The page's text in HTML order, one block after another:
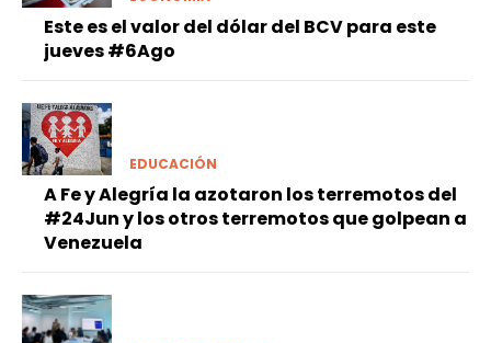
Este es el valor del dólar del BCV para este
jueves #6Ago
EDUCACIÓN
A Fe y Alegría la azotaron los terremotos del
#24Jun y los otros terremotos que golpean a
Venezuela